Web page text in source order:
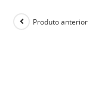
Produto anterior